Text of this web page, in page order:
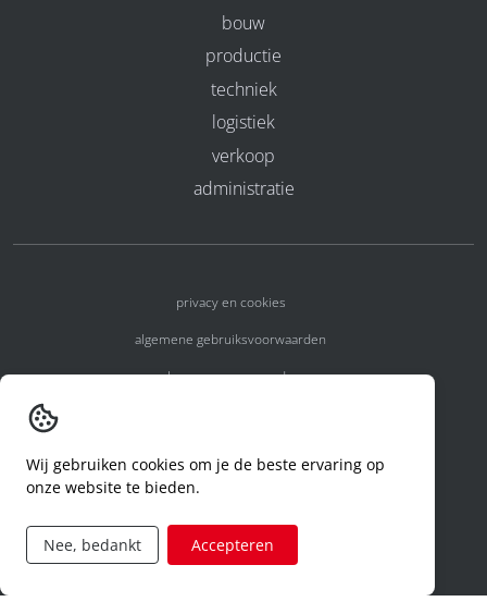
bouw
productie
techniek
logistiek
verkoop
administratie
privacy en cookies
algemene gebruiksvoorwaarden
algemene voorwaarden
code of conduct
aanvraag rechten ivm privacy
Wij gebruiken cookies om je de beste ervaring op
onze website te bieden.
Nee, bedankt Accepteren